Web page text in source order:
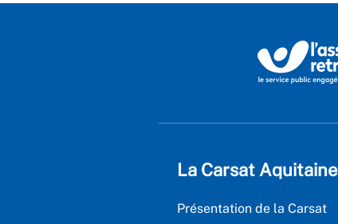
La Carsat Aquitaine
Présentation de la Carsat